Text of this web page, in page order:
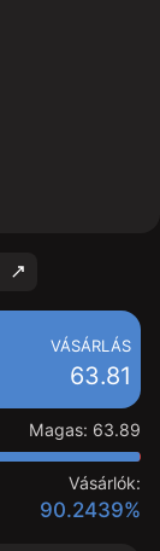
VÁSÁRLÁS
63.81
Magas: 63.89
Vásárlók:
90.2439%